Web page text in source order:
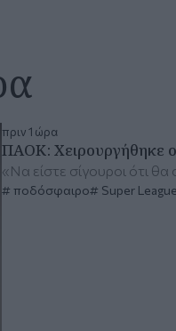
πριν 1 ώρα
ΠΑΟΚ: Χειρουργήθηκε
«Να είστε σίγουροι ότι
ποδόσφαιρο Super League